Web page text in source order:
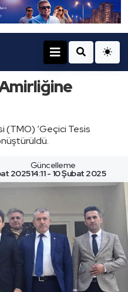
(TMO) ‘Geçici Tesis
2025
Güncelleme
14:11 - 10 Şubat 2025